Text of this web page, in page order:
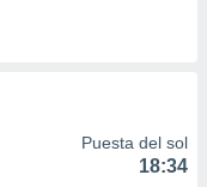
Puesta del sol
18:34